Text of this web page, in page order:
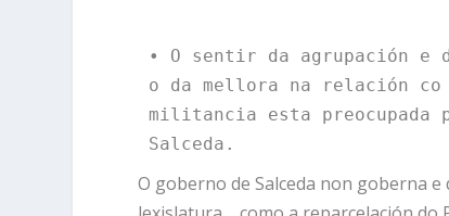
• O sentir da agrupación e
o da mellora na relación co
militancia esta preocupada
Salceda.
O goberno de Salceda non goberna